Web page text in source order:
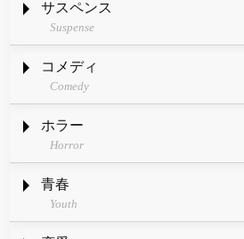
サスペンス
Suspense
コメディ
Comedy
ホラー
Horror
青春
Youth